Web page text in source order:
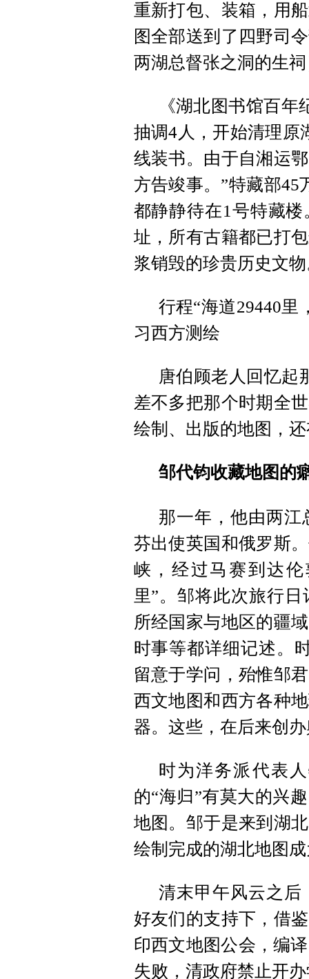
重新打包、装箱，用
图全部送到了四野司
两湖总督张之洞的生
《湖北图书馆百
抽调4人，开始清理原
线装书。由于自湘运
方告竣事。”特藏部45
都静静待在1号特藏
址，所有古籍都已打
浆销毁的珍贵历史文
行程“海道29440里
习西方测绘
唐伯顾老人回忆起
差不多把那个时期全
绘制、出版的地图，
邹代钧收藏地图的
那一年，他由两
芬出使英国和俄罗斯
峡，经过马赛到达伦
里”。邹将此次旅行
所经国家与地区的疆
时事等都详细记述。
留意于学问，殆惟邹
西文地图和西方各种
器。这些，在后来创
时为洋务派代表
的“海归”有莫大的兴
地图。邹于是来到湖
绘制完成的湖北地图
清末甲午风云之后
好友们的支持下，借
印西文地图公会，编
失败，清政府禁止开